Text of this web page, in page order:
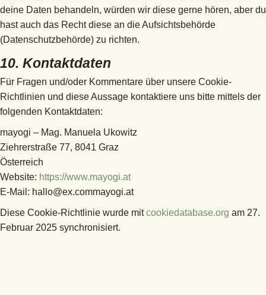
deine Daten behandeln, würden wir diese gerne hören, aber du
hast auch das Recht diese an die Aufsichtsbehörde
(Datenschutzbehörde) zu richten.
10. Kontaktdaten
Für Fragen und/oder Kommentare über unsere Cookie-
Richtlinien und diese Aussage kontaktiere uns bitte mittels der
folgenden Kontaktdaten:
mayogi – Mag. Manuela Ukowitz
Ziehrerstraße 77, 8041 Graz
Österreich
Website: https://www.mayogi.at
E-Mail: hallo@ex.commayogi.at
Diese Cookie-Richtlinie wurde mitcookiedatabase.org am 27.
Februar 2025 synchronisiert.